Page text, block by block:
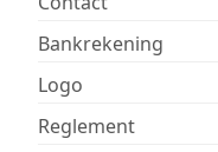
Bankrekening
Logo
Reglement